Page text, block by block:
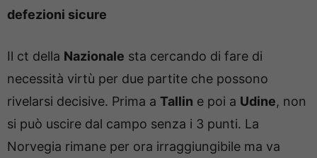
defezioni sicure
Il ct della Nazionale sta cercando di fare di
necessità virtù per due partite che possono
rivelarsi decisive. Prima a Tallin e poi a Udine, non
si può uscire dal campo senza i 3 punti. La
Norvegia rimane per ora irraggiungibile ma va